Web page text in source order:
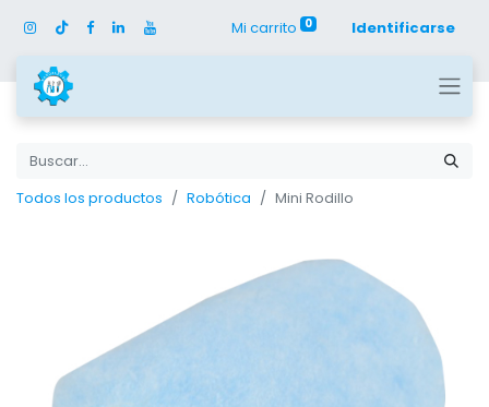
Mi carrito 0 Identificarse
Todos los productos Robótica Mini Rodillo